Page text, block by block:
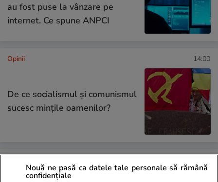
au fost puse la vânzare pe
internet. Ce spune ANPCI
Opinii 14:00
De ce socialismul și comunismul
sucesc mințile oamenilor?
Nouă ne pasă ca datele tale personale să rămână
confidențiale